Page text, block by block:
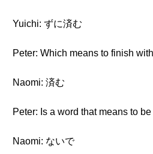
Yuichi: ずに済む
Peter: Which means to finish
Naomi: 済む
Peter: Is a word that means to
Naomi: ないで